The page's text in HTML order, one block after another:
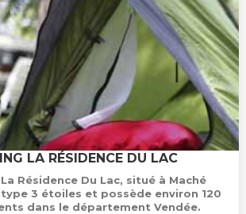
LA RÉSIDENCE DU LAC
Résidence Du Lac, situé à Maché
3 étoiles et possède environ 120
dans le département Vendée.